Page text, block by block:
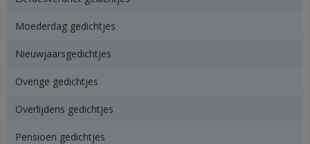
Moederdag gedichtjes
Nieuwjaarsgedichtjes
Overige gedichtjes
Overlijdens gedichtjes
Pensioen gedichtjes